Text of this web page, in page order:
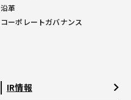
沿革
コーポレートガバナンス
IR情報